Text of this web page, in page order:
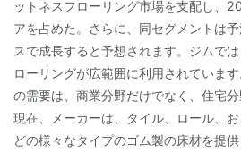
ットネスフローリング市場を支配し、
アを占めた。さらに、同セグメントは
スで成長すると予想されます。ジムで
ローリングが広範囲に利用されていま
の需要は、商業分野だけでなく、住宅分
現在、メーカーは、タイル、ロール、
どの様々なタイプのゴム製の床材を提